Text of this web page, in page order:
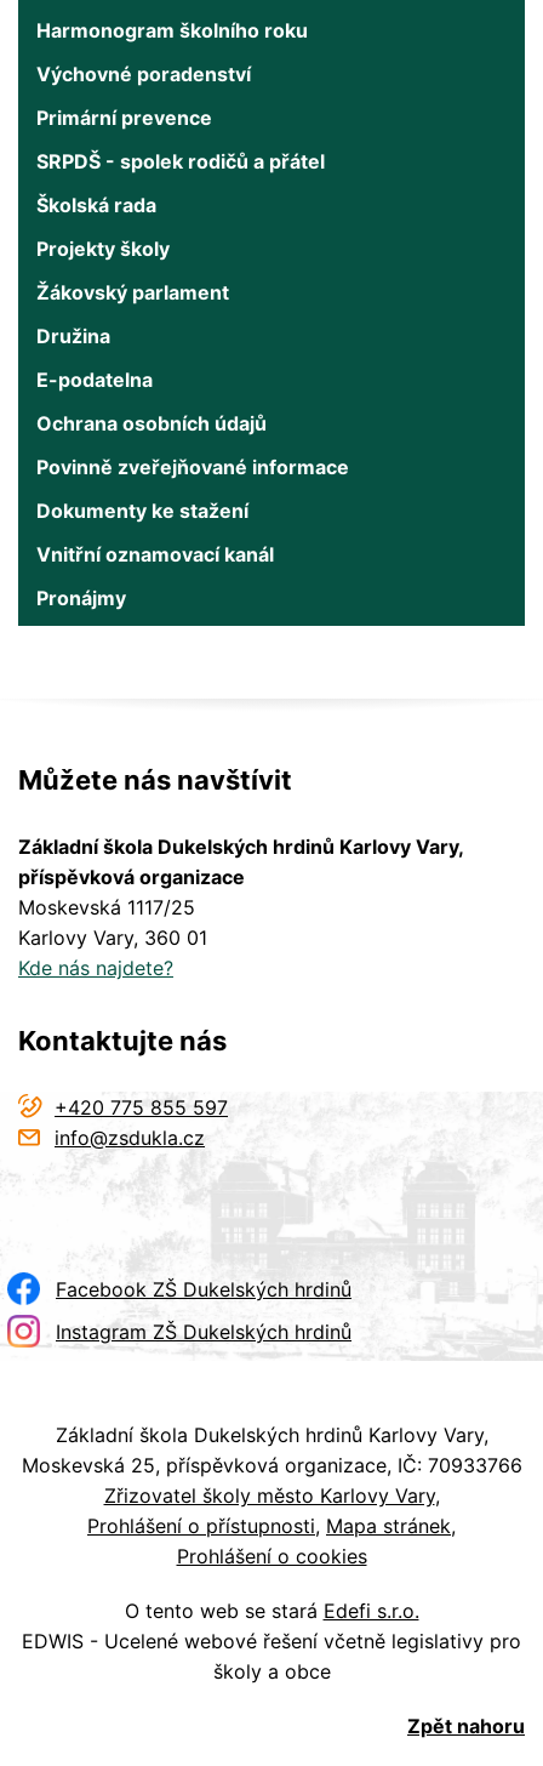
Harmonogram školního roku
Výchovné poradenství
Primární prevence
SRPDŠ - spolek rodičů a přátel
Školská rada
Projekty školy
Žákovský parlament
Družina
E-podatelna
Ochrana osobních údajů
Povinně zveřejňované informace
Dokumenty ke stažení
Vnitřní oznamovací kanál
Pronájmy
Můžete nás navštívit
Základní škola Dukelských hrdinů Karlovy Vary,
příspěvková organizace
Moskevská 1117/25
Karlovy Vary, 360 01
Kde nás najdete?
Kontaktujte nás
+420 775 855 597
info@zsdukla.cz
Facebook ZŠ Dukelských hrdinů
Instagram ZŠ Dukelských hrdinů
Základní škola Dukelských hrdinů Karlovy Vary,
Moskevská 25, příspěvková organizace, IČ: 70933766
Zřizovatel školy město Karlovy Vary
Prohlášení o přístupnosti Mapa stránek
Prohlášení o cookies
O tento web se stará Edefi s.r.o.
EDWIS - Ucelené webové řešení včetně legislativy pro
školy a obce
Zpět nahoru